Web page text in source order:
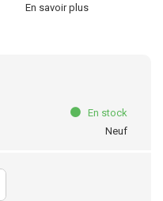
En savoir plus
En stock
Neuf